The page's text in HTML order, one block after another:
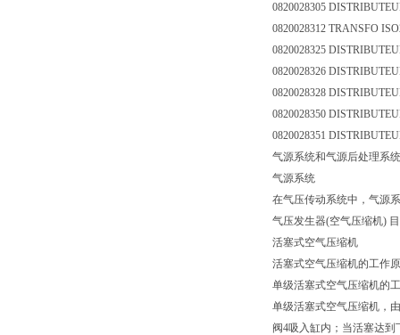
0820028305
0820028312 TRANSFO
0820028325
0820028326
0820028328
0820028350
0820028351
气源系统和气源后处理系统
气源系统
在气压传动系统中，气源
气压发生器(空气压缩机)
活塞式空气压缩机
活塞式空气压缩机的工作
单级活塞式空气压缩机的
单级活塞式空气压缩机，
阀4吸入缸内；当活塞达